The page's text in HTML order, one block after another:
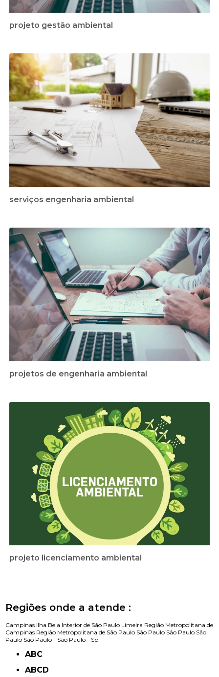
projeto gestão ambiental
serviços engenharia ambiental
projetos de engenharia ambiental
projeto licenciamento ambiental
Regiões onde a atende :
Campinas Ilha Bela Interior de São Paulo Limeira Região Metropolitana de
Campinas Região Metropolitana de São Paulo São Paulo São Paulo São
Paulo São Paulo - São Paulo - Sp
ABC
ABCD